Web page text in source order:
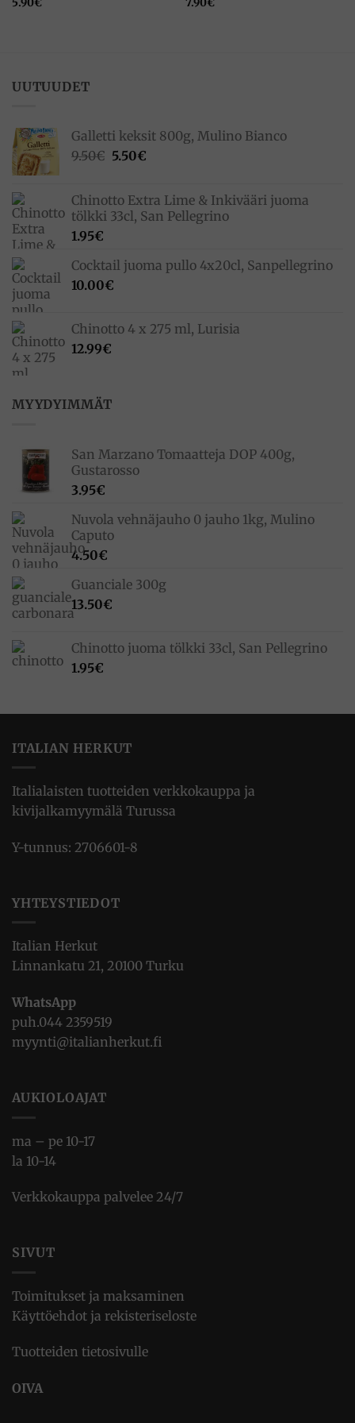
5.90€
7.90€
UUTUUDET
Galletti keksit 800g, Mulino Bianco
9.50€ Alkuperäinen
9.50€.
5.50€Nykyinen
5.50€.
Chinotto Extra Lime & Inkivääri juoma
tölkki 33cl, San Pellegrino
1.95€
Cocktail juoma pullo 4x20cl, Sanpellegrino
10.00€
Chinotto 4 x 275 ml, Lurisia
12.99€
MYYDYIMMÄT
San Marzano Tomaatteja DOP 400g,
Gustarosso
3.95€
Nuvola vehnäjauho 0 jauho 1kg, Mulino
Caputo
4.50€
Guanciale 300g
13.50€
Chinotto juoma tölkki 33cl, San Pellegrino
1.95€
ITALIAN HERKUT
Italialaisten tuotteiden verkkokauppa ja
kivijalkamyymälä Turussa
Y-tunnus: 2706601-8
YHTEYSTIEDOT
Italian Herkut
Linnankatu 21, 20100 Turku
WhatsApp
puh.044 2359519
myynti@italianherkut.fi
AUKIOLOAJAT
ma – pe 10-17
la 10-14
Verkkokauppa palvelee 24/7
SIVUT
Toimitukset ja maksaminen
Käyttöehdot ja rekisteriseloste
Tuotteiden tietosivulle
OIVA